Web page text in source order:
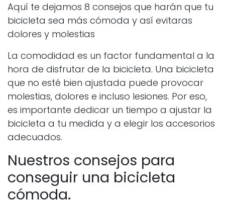
Aquí te dejamos 8 consejos que harán que tu
bicicleta sea más cómoda y así evitaras
dolores y molestias
La comodidad es un factor fundamental a la
hora de disfrutar de la bicicleta. Una bicicleta
que no esté bien ajustada puede provocar
molestias, dolores e incluso lesiones. Por eso,
es importante dedicar un tiempo a ajustar la
bicicleta a tu medida y a elegir los accesorios
adecuados.
Nuestros consejos para
conseguir una bicicleta
cómoda.